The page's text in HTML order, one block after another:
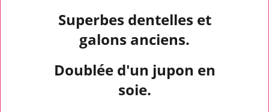
Superbes dentelles et
galons anciens.
Doublée d'un jupon en
soie.